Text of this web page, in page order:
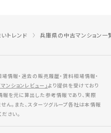
トレンド 兵庫県の中古マンション一
情報・過去の販売履歴・賃料相場情報・
マンションレビュー」より提供を受けており
を元に算出した参考情報であり、実際
ん。また、スターツグループ各社は本情報
さい。